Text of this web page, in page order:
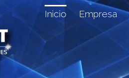
Inicio Empresa